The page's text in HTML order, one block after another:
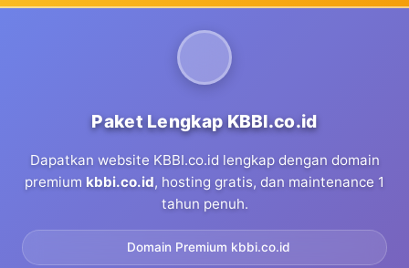
Paket Lengkap KBBI.co.id
Dapatkan website KBBI.co.id lengkap dengan domain
premium kbbi.co.id, hosting gratis, dan maintenance 1
tahun penuh.
Domain Premium kbbi.co.id